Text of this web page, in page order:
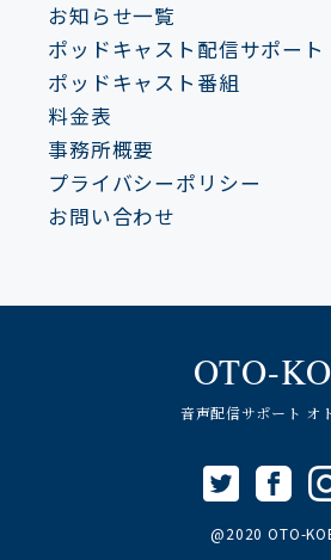
お知らせ一覧
ポッドキャスト配信サポート
ポッドキャスト番組
料金表
事務所概要
プライバシーポリシー
お問い合わせ
OTO-
音声配信サポート オ
@2020 OTO-